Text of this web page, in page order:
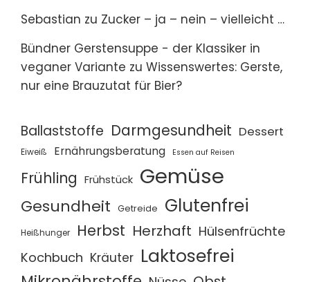
Sebastian zu Zucker – ja – nein – vielleicht …
Bündner Gerstensuppe - der Klassiker in
veganer Variante zu Wissenswertes: Gerste,
nur eine Brauzutat für Bier?
Ballaststoffe Darmgesundheit Dessert
Eiweiß Ernährungsberatung Essen auf Reisen
Frühling Frühstück Gemüse
Gesundheit Getreide Glutenfrei
Heißhunger Herbst Herzhaft Hülsenfrüchte
Kochbuch Kräuter Laktosefrei